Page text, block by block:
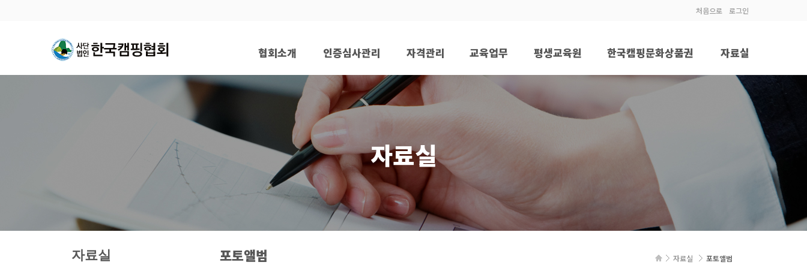
처음으로 로그인
협회소개
총재 인사말
조직도
CI/BI
인증심사관리
협회 인증개요
협회 공식인증
인증절차와 순서
인증 후 기대효과
인증 업체현황
자격관리
캠핑장 안전관리사
교육업무
프로그램일정
평생교육원
원장 인사말
프로그램
자격증 발급신청
원격시설평생교육원
한국캠핑문화상품권
키오스크사업
자료실
공지사항
자료실
자료실 자료실 포토앨범
포토앨범